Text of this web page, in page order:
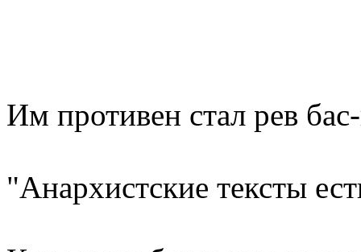
Им противен стал рев
"Анархистские тексты